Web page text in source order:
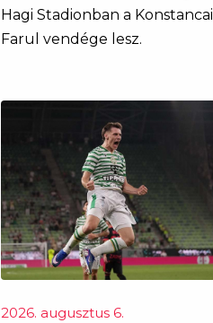
Hagi Stadionban a Konstancai
Farul vendége lesz.
2026. augusztus 6.